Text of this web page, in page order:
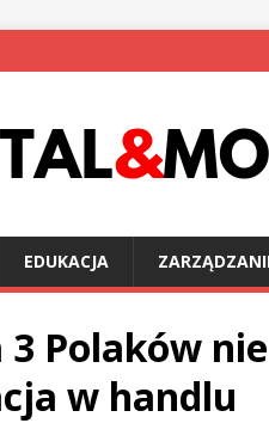
EDUKACJA
3 Polaków
w handlu